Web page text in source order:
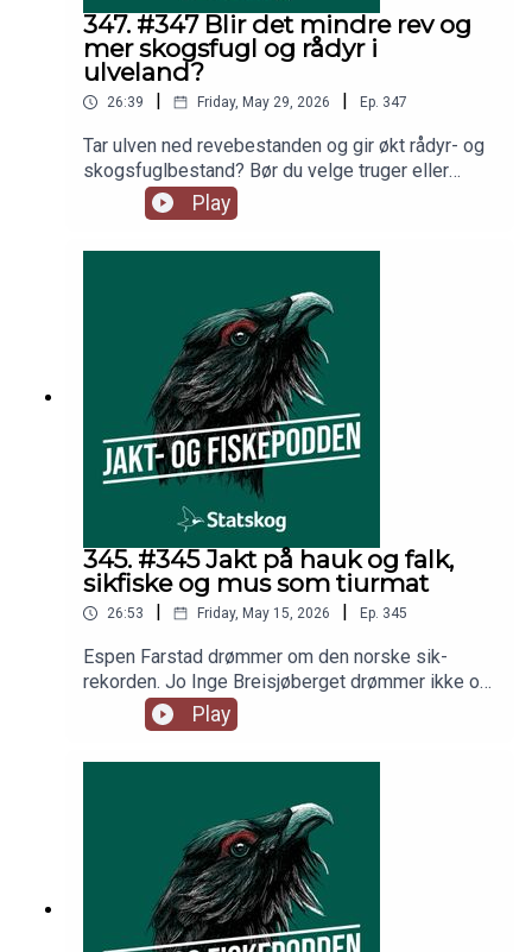
347. #347 Blir det mindre rev og
mer skogsfugl og rådyr i
ulveland?
26:39 Friday, May 29, 2026 Ep. 347
Tar ulven ned revebestanden og gir økt rådyr- og
skogsfuglbestand? Bør du velge truger eller
fjellski - eller begge deler? Ukens episode byr
dessuten også på litt bistand til riflekjøp til en
rimelig ivrig tiåring. I studio hører du som vanlig
Breisjøberget og musikksjef Trond Gunnar
Play
345. #345 Jakt på hauk og falk,
sikfiske og mus som tiurmat
26:53 Friday, May 15, 2026 Ep. 345
Espen Farstad drømmer om den norske sik-
rekorden. Jo Inge Breisjøberget drømmer ikke om
at det blir åpnet jakt på rovfugl. Trond Gunnar
Skillingstad slipper lytternes spørsmål på
ekspertene i studio.
Play